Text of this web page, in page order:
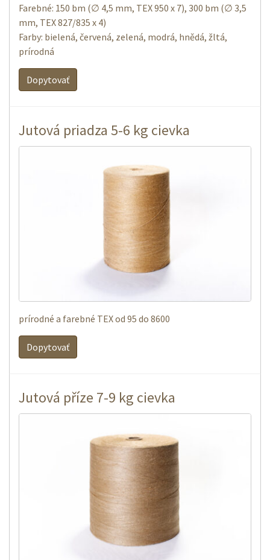
Farebné: 150 bm (∅ 4,5 mm, TEX 950 x 7), 300 bm (∅ 3,5
mm, TEX 827/835 x 4)
Farby: bielená, červená, zelená, modrá, hnědá, žltá,
prírodná
Dopytovať
Jutová priadza 5-6 kg cievka
prírodné a farebné TEX od 95 do 8600
Dopytovať
Jutová příze 7-9 kg cievka